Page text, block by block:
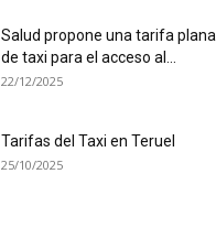
Salud propone una tarifa plana
de taxi para el acceso al...
22/12/2025
Tarifas del Taxi en Teruel
25/10/2025